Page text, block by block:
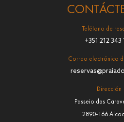
Teléfono de
+351 212 343
Correo electrónico
Dirección
Passeio das
2890-166